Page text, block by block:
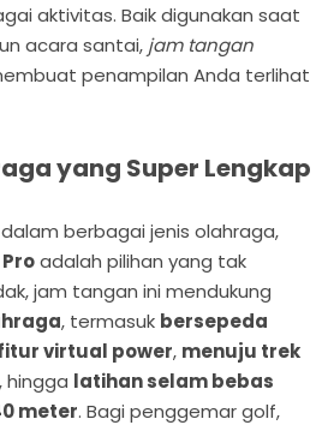
aktivitas. Baik digunakan saat
acara santai, jam tangan
penampilan Anda terlihat
yang Super Lengkap
berbagai jenis olahraga,
Proadalah pilihan yang tak
jam tangan ini mendukung
, termasuk bersepeda
virtual power, menuju trek
hingga latihan selam bebas
meter. Bagi penggemar golf,